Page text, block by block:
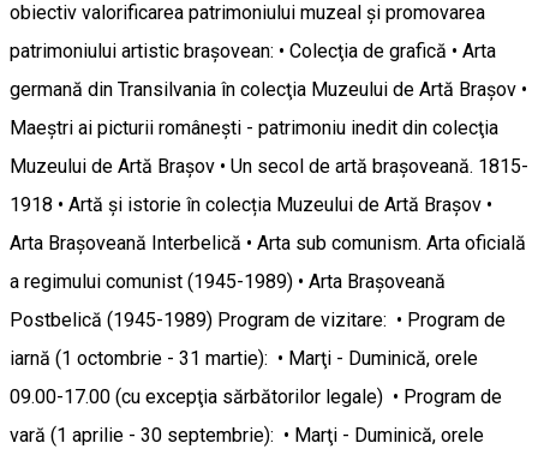
obiectiv valorificarea patrimoniului muzeal și promovarea
patrimoniului artistic brașovean: • Colecţia de grafică • Arta
germană din Transilvania în colecţia Muzeului de Artă Braşov •
Maeştri ai picturii româneşti - patrimoniu inedit din colecţia
Muzeului de Artă Braşov • Un secol de artă brașoveană. 1815-
1918 • Artă și istorie în colecția Muzeului de Artă Brașov •
Arta Brașoveană Interbelică • Arta sub comunism. Arta oficială
a regimului comunist (1945-1989) • Arta Brașoveană
Postbelică (1945-1989) Program de vizitare: • Program de
iarnă (1 octombrie - 31 martie): • Marţi - Duminică, orele
09.00-17.00 (cu excepţia sărbătorilor legale) • Program de
vară (1 aprilie - 30 septembrie): • Marţi - Duminică, orele